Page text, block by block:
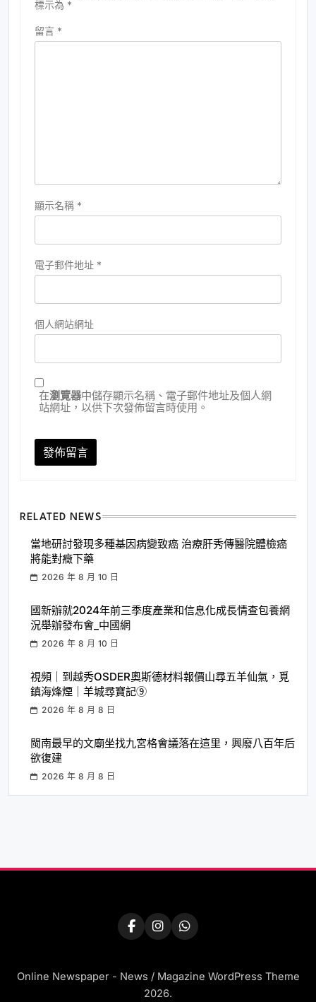
標示為 *
留言 *
顯示名稱 *
電子郵件地址 *
個人網站網址
在瀏覽器中儲存顯示名稱、電子郵件地址及個人網
站網址，以供下次發佈留言時使用。
RELATED NEWS
當地研討發現多種基因病變致癌 治療肝秀傳醫院體檢癌
將能對癥下藥
2026 年 8 月 10 日
國新辦就2024年前三季度產業和信息化成長情查包養網
況舉辦發布會_中國網
2026 年 8 月 10 日
視頻｜到越秀OSDER奧斯德材料報價山尋五羊仙氣，覓
鎮海烽煙｜羊城尋寶記⑨
2026 年 8 月 8 日
閩南最早的文廟坐找九宮格會議落在這里，興廢八百年后
欲復建
2026 年 8 月 8 日
Online Newspaper - News / Magazine WordPress Theme
2026.